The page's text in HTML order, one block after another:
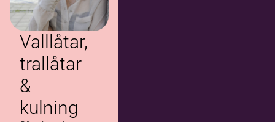
Valllåtar,
trallåtar
&
kulning